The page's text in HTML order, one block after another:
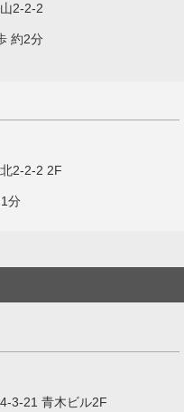
2-2-2
約2分
2-2-2 2F
分
3-21 青木ビル2F